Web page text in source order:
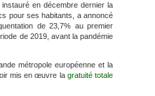
en décembre dernier la
pour ses habitants, a annoncé
de 23,7% au premier
de 2019, avant la pandémie
métropole européenne et la
mis en œuvre la gratuité totale